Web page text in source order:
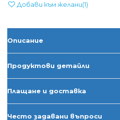
Добави към желани(1)
Описание
Продуктови детайли
Плащане и доставка
Често задавани въпроси